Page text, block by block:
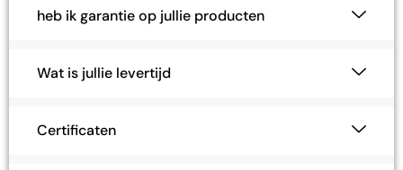
heb ik garantie op jullie producten
Wat is jullie levertijd
Certificaten